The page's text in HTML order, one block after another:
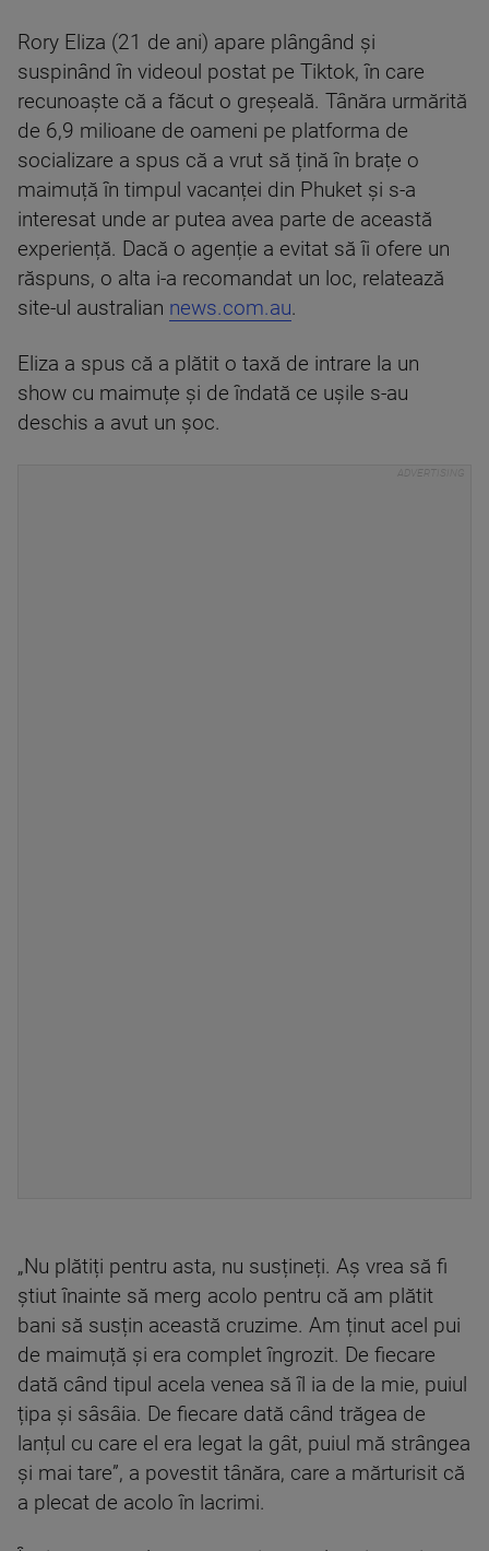
Rory Eliza (21 de ani) apare plângând și
suspinând în videoul postat pe Tiktok, în care
recunoaște că a făcut o greșeală. Tânăra urmărită
de 6,9 milioane de oameni pe platforma de
socializare a spus că a vrut să țină în brațe o
maimuță în timpul vacanței din Phuket și s-a
interesat unde ar putea avea parte de această
experiență. Dacă o agenție a evitat să îi ofere un
răspuns, o alta i-a recomandat un loc, relatează
site-ul australian news.com.au.
Eliza a spus că a plătit o taxă de intrare la un
show cu maimuțe și de îndată ce ușile s-au
deschis a avut un șoc.
„Nu plătiți pentru asta, nu susțineți. Aș vrea să fi
știut înainte să merg acolo pentru că am plătit
bani să susțin această cruzime. Am ținut acel pui
de maimuță și era complet îngrozit. De fiecare
dată când tipul acela venea să îl ia de la mie, puiul
țipa și sâsâia. De fiecare dată când trăgea de
lanțul cu care el era legat la gât, puiul mă strângea
și mai tare”, a povestit tânăra, care a mărturisit că
a plecat de acolo în lacrimi.